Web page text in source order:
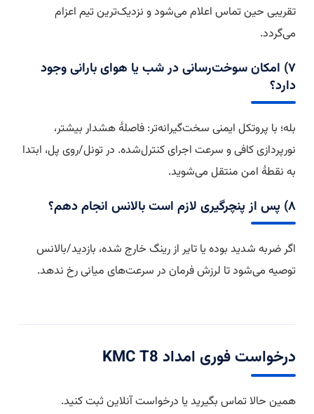
تقریبی حین تماس اعلام می‌شود و نزدیک‌ترین تیم اعزام
می‌گردد.
۷) امکان سوخت‌رسانی در شب یا هوای بارانی وجود
دارد؟
بله؛ با پروتکل ایمنی سخت‌گیرانه‌تر: فاصلهٔ هشدار بیشتر،
نورپردازی کافی و سرعت اجرای کنترل‌شده. در تونل/روی پل، ابتدا
به نقطهٔ امن منتقل می‌شوید.
۸) پس از پنچرگیری لازم است بالانس انجام دهم؟
اگر ضربه شدید بوده یا تایر از رینگ خارج شده، بازدید/بالانس
توصیه می‌شود تا لرزش فرمان در سرعت‌های میانی رخ ندهد.
درخواست فوری امداد KMC T8
همین حالا تماس بگیرید یا درخواست آنلاین ثبت کنید.